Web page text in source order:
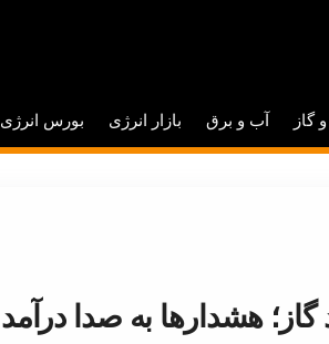
گاز آب و برق بازار انرژی بورس انرژی
هشدارها به صدا درآمد